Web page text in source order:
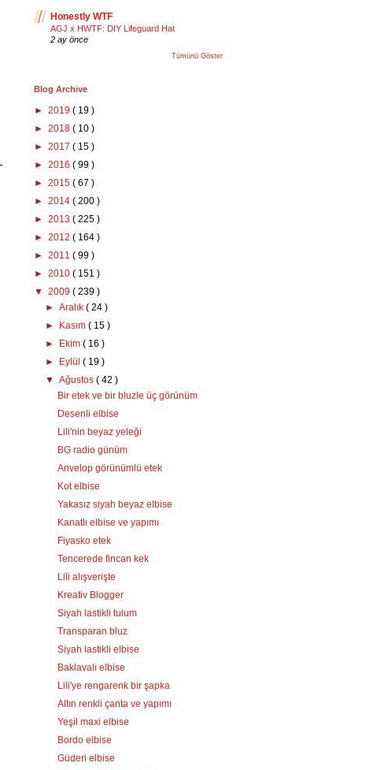
Honestly WTF
AGJ x HWTF: DIY Lifeguard Hat
2 ay önce
Tümünü Göster
Blog Archive
► 2019 ( 19 )
► 2018 ( 10 )
► 2017 ( 15 )
► 2016 ( 99 )
► 2015 ( 67 )
► 2014 ( 200 )
► 2013 ( 225 )
► 2012 ( 164 )
► 2011 ( 99 )
► 2010 ( 151 )
▼ 2009 ( 239 )
►Aralık( 24 )
►
Kasım( 15 )
►
Ekim( 16 )
►
Eylül( 19 )
▼Ağustos( 42 )
Bir etek ve bir bluzle üç görünüm
Desenli elbise
Lili'nin beyaz yeleği
BG radio günüm
Anvelop görünümlü etek
Kot elbise
Yakasız siyah beyaz elbise
Kanatlı elbise ve yapımı
Fiyasko etek
Tencerede fincan kek
Lili alışverişte
Kreativ Blogger
Siyah lastikli tulum
Transparan bluz
Siyah lastikli elbise
Baklavalı elbise
Lili'ye rengarenk bir şapka
Altın renkli çanta ve yapımı
Yeşil maxi elbise
Bordo elbise
Güderi elbise